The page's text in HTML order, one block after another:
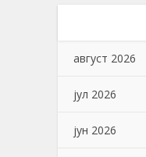
август 2026
јул 2026
јун 2026